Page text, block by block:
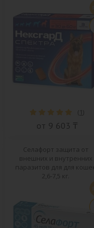
( 1)
от 9 603 ₸
Селафорт защита от
внешних и внутренних
паразитов для для кошек
2,6-7,5 кг.